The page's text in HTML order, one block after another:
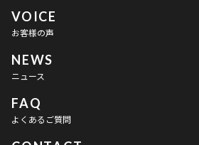
VOICE
お客様の声
NEWS
ニュース
FAQ
よくあるご質問